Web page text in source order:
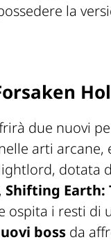
la
due nuovi
arti arcane,
dotata
Shifting Earth:
ospita i resti di
boss da